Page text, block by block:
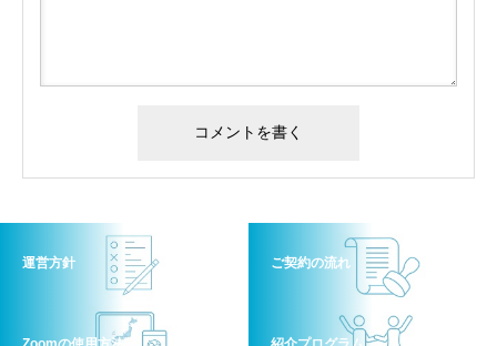
運営方針 ご契約の流れ